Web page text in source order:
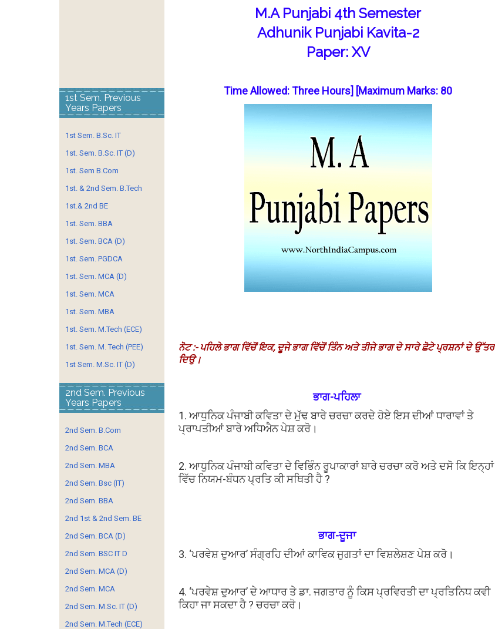
M.A Punjabi 4th Semester
Adhunik Punjabi Kavita-2
Paper: XV
Time Allowed: Three Hours] [Maximum Marks: 80
ਨੋਟ :- ਪਹਿਲੇ ਭਾਗ ਵਿੱਚੋਂ ਇਕ, ਦੂਜੇ ਭਾਗ ਵਿੱਚੋਂ ਤਿੰਨ ਅਤੇ ਤੀਜੇ ਭਾਗ ਦੇ ਸਾਰੇ ਛੋਟੇ ਪ੍ਰਸ਼ਨਾਂ ਦੇ ਉੱਤਰ
ਦਿਉ।
ਭਾਗ-ਪਹਿਲਾ
1. ਆਧੁਨਿਕ ਪੰਜਾਬੀ ਕਵਿਤਾ ਦੇ ਮੁੱਢ ਬਾਰੇ ਚਰਚਾ ਕਰਦੇ ਹੋਏ ਇਸ ਦੀਆਂ ਧਾਰਾਵਾਂ ਤੇ
ਪ੍ਰਾਪਤੀਆਂ ਬਾਰੇ ਅਧਿਐਨ ਪੇਸ਼ ਕਰੋ।
2. ਆਧੁਨਿਕ ਪੰਜਾਬੀ ਕਵਿਤਾ ਦੇ ਵਿਭਿੰਨ ਰੂਪਾਕਾਰਾਂ ਬਾਰੇ ਚਰਚਾ ਕਰੋ ਅਤੇ ਦਸੋ ਕਿ ਇਨ੍ਹਾਂ
ਵਿੱਚ ਨਿਯਮ-ਬੰਧਨ ਪ੍ਰਤਿ ਕੀ ਸਥਿਤੀ ਹੈ ?
ਭਾਗ-ਦੂਜਾ
3. ‘ਪਰਵੇਸ਼ ਦੁਆਰ’ ਸੰਗ੍ਰਹਿ ਦੀਆਂ ਕਾਵਿਕ ਜੁਗਤਾਂ ਦਾ ਵਿਸ਼ਲੇਸ਼ਣ ਪੇਸ਼ ਕਰੋ।
4. ‘ਪਰਵੇਸ਼ ਦੁਆਰ’ ਦੇ ਆਧਾਰ ਤੇ ਡਾ. ਜਗਤਾਰ ਨੂੰ ਕਿਸ ਪ੍ਰਵਿਰਤੀ ਦਾ ਪ੍ਰਤਿਨਿਧ ਕਵੀ
ਕਿਹਾ ਜਾ ਸਕਦਾ ਹੈ ? ਚਰਚਾ ਕਰੋ।
1st Sem. Previous
Years Papers
1st Sem. B.Sc. IT
1st. Sem. B.Sc. IT (D)
1st. Sem B.Com
1st. & 2nd Sem. B.Tech
1st.& 2nd BE
1st. Sem. BBA
1st. Sem. BCA (D)
1st. Sem. PGDCA
1st. Sem. MCA (D)
1st. Sem. MCA
1st. Sem. MBA
1st. Sem. M.Tech (ECE)
1st. Sem. M. Tech (PEE)
1st Sem. M.Sc. IT (D)
2nd Sem. Previous
Years Papers
2nd Sem. B.Com
2nd Sem. BCA
2nd Sem. MBA
2nd Sem. Bsc (IT)
2nd Sem. BBA
2nd 1st & 2nd Sem. BE
2nd Sem. BCA (D)
2nd Sem. BSC IT D
2nd Sem. MCA (D)
2nd Sem. MCA
2nd Sem. M.Sc. IT (D)
2nd Sem. M.Tech (ECE)